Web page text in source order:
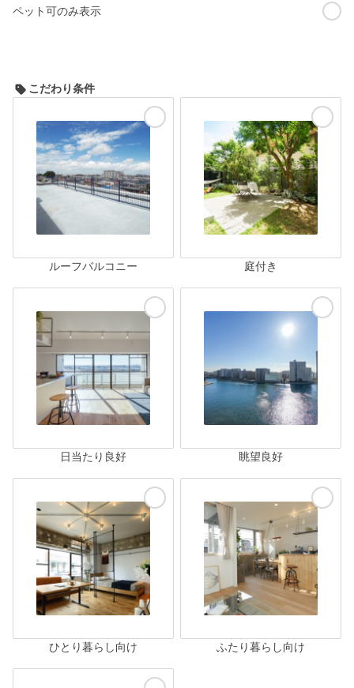
ペット可のみ表示
こだわり条件
ルーフバルコニー 庭付き
日当たり良好 眺望良好
ひとり暮らし向け ふたり暮らし向け